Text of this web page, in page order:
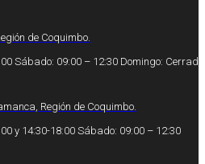
de Coquimbo.
Sábado: 09:00 – 12:30 Domingo: Cerrado
Región de Coquimbo.
y 14:30-18:00 Sábado: 09:00 – 12:30